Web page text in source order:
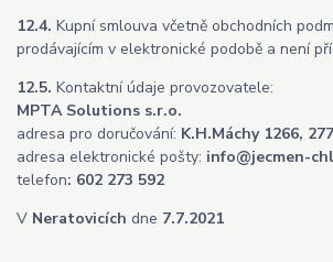
12.4. Kupní smlouva včetně obchodních
prodávajícím v elektronické podobě a není
12.5. Kontaktní údaje provozovatele:
MPTA Solutions s.r.o.
adresa pro doručování: K.H.Máchy 1266,
adresa elektronické pošty: info@jecmen-
telefon: 602 273 592
V Neratovicích dne 7.7.2021